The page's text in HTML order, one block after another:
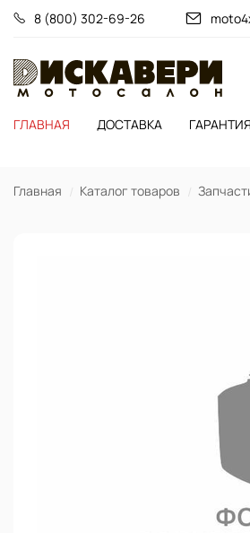
8 (800) 302-69-26
ГЛАВНАЯ
ДОСТАВКА ГАРАНТИЯ
Главная Каталог товаров